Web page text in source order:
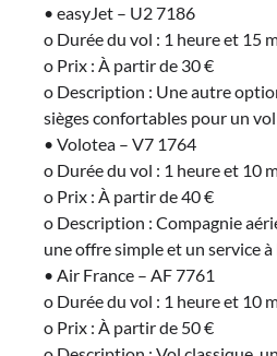
• easyJet – U2 7186
o Durée du vol : 1 heure et 15
o Prix : À partir de 30 €
o Description : Une autre
sièges confortables pour un vol
• Volotea – V7 1764
o Durée du vol : 1 heure et 10
o Prix : À partir de 40 €
o Description : Compagnie
une offre simple et un service
• Air France – AF 7761
o Durée du vol : 1 heure et 10
o Prix : À partir de 50 €